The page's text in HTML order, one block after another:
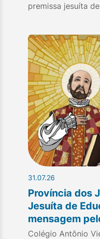
premissa jesuíta
31.07.26
Província dos
Jesuíta de
mensagem
Colégio Antônio